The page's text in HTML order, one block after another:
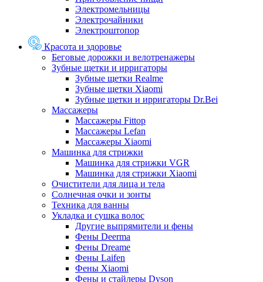
Электромельницы
Электрочайники
Электроштопор
Красота и здоровье
Беговые дорожки и велотренажеры
Зубные щетки и ирригаторы
Зубные щетки Realme
Зубные щетки Xiaomi
Зубные щетки и ирригаторы Dr.Bei
Массажеры
Массажеры Fittop
Массажеры Lefan
Массажеры Xiaomi
Машинка для стрижки
Машинка для стрижки VGR
Машинка для стрижки Xiaomi
Очистители для лица и тела
Солнечная очки и зонты
Техника для ванны
Укладка и сушка волос
Другие выпрямители и фены
Фены Deerma
Фены Dreame
Фены Laifen
Фены Xiaomi
Фены и стайлеры Dyson